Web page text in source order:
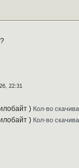
22:31
) Кол-во
) Кол-во